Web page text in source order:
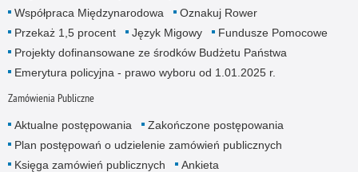
Współpraca Międzynarodowa
Oznakuj Rower
Przekaż 1,5 procent
Język Migowy
Fundusze Pomocowe
Projekty dofinansowane ze środków Budżetu Państwa
Emerytura policyjna - prawo wyboru od 1.01.2025 r.
Zamówienia Publiczne
Aktualne postępowania
Zakończone postępowania
Plan postępowań o udzielenie zamówień publicznych
Księga zamówień publicznych
Ankieta